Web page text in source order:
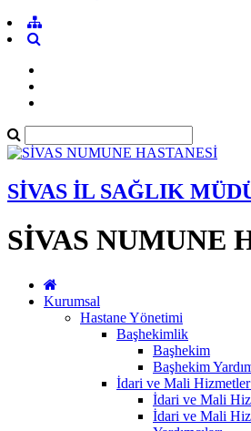
SİVAS İL SAĞLIK
SİVAS NUMUNE
Kurumsal
Hastane Yönetimi
Başhekimlik
Başhekim
Başhekim
İdari ve Mali
İdari ve Mali
İdari ve Mali